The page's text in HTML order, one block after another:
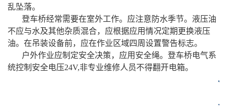
乱坠落。
登车桥经常需要在室外工作。应注意防水季节。液压油
不应与水及其他杂质混合，应根据应用情况定期更换液压
油。在吊装设备前，应在作业区域四周设置警告标志。
户外作业应制定安全决策，应用安全绳。登车桥电气系
统控制安全电压24V,非专业维修人员不得翻开电箱。